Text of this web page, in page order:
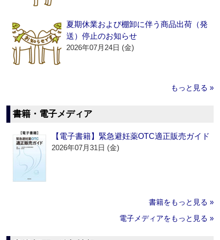
夏期休業および棚卸に伴う商品出荷（発
送）停止のお知らせ
2026年07月24日 (金)
もっと見る »
書籍・電子メディア
【電子書籍】緊急避妊薬OTC適正販売ガイド
2026年07月31日 (金)
書籍をもっと見る »
電子メディアをもっと見る »